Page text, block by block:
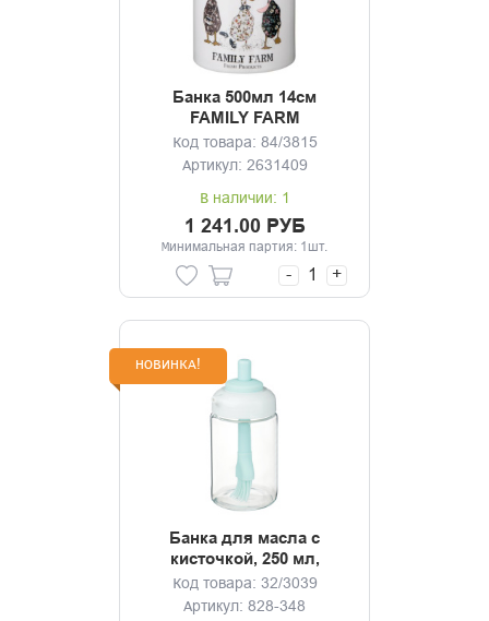
Банка 500мл 14см
FAMILY FARM
Код товара: 84/3815
Артикул: 2631409
В наличии: 1
1 241.00 РУБ
Минимальная партия: 1шт.
- +
НОВИНКА!
Банка для масла с
кисточкой, 250 мл,
стекло, пластик, силикон
Код товара: 32/3039
Артикул: 828-348